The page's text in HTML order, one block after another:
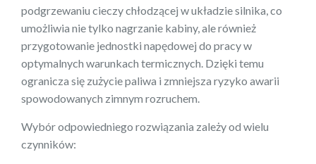
podgrzewaniu cieczy chłodzącej w układzie silnika, co
umożliwia nie tylko nagrzanie kabiny, ale również
przygotowanie jednostki napędowej do pracy w
optymalnych warunkach termicznych. Dzięki temu
ogranicza się zużycie paliwa i zmniejsza ryzyko awarii
spowodowanych zimnym rozruchem.
Wybór odpowiedniego rozwiązania zależy od wielu
czynników: